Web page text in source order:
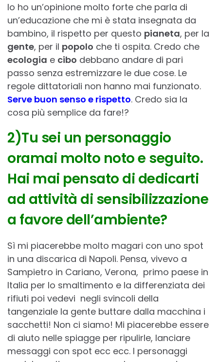
Io ho un’opinione molto forte che parla di
un’educazione che mi è stata insegnata da
bambino, il rispetto per questo pianeta, per la
gente, per il popolo che ti ospita. Credo che
ecologia e cibo debbano andare di pari
passo senza estremizzare le due cose. Le
regole dittatoriali non hanno mai funzionato.
Serve buon senso e rispetto. Credo sia la
cosa più semplice da fare!?
2)Tu sei un personaggio
oramai molto noto e seguito.
Hai mai pensato di dedicarti
ad attività di sensibilizzazione
a favore dell’ambiente?
Sì mi piacerebbe molto magari con uno spot
in una discarica di Napoli. Pensa, vivevo a
Sampietro in Cariano, Verona, primo paese in
Italia per lo smaltimento e la differenziata dei
rifiuti poi vedevi negli svincoli della
tangenziale la gente buttare dalla macchina i
sacchetti! Non ci siamo! Mi piacerebbe essere
di aiuto nelle spiagge per ripulirle, lanciare
messaggi con spot ecc ecc. I personaggi